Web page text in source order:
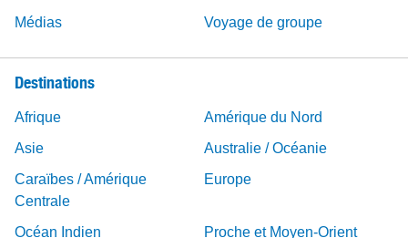
Médias
Voyage de groupe
Destinations
Afrique
Amérique du Nord
Asie
Australie / Océanie
Caraïbes / Amérique
Centrale
Europe
Océan Indien Proche et Moyen-Orient